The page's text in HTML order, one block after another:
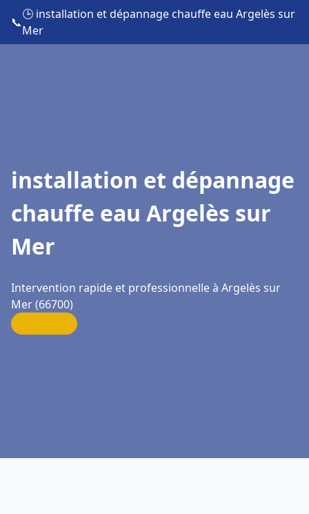
📞
🕒 installation et dépannage chauffe eau Argelès sur
Mer
installation et dépannage
chauffe eau Argelès sur
Mer
Intervention rapide et professionnelle à Argelès sur
Mer (66700)